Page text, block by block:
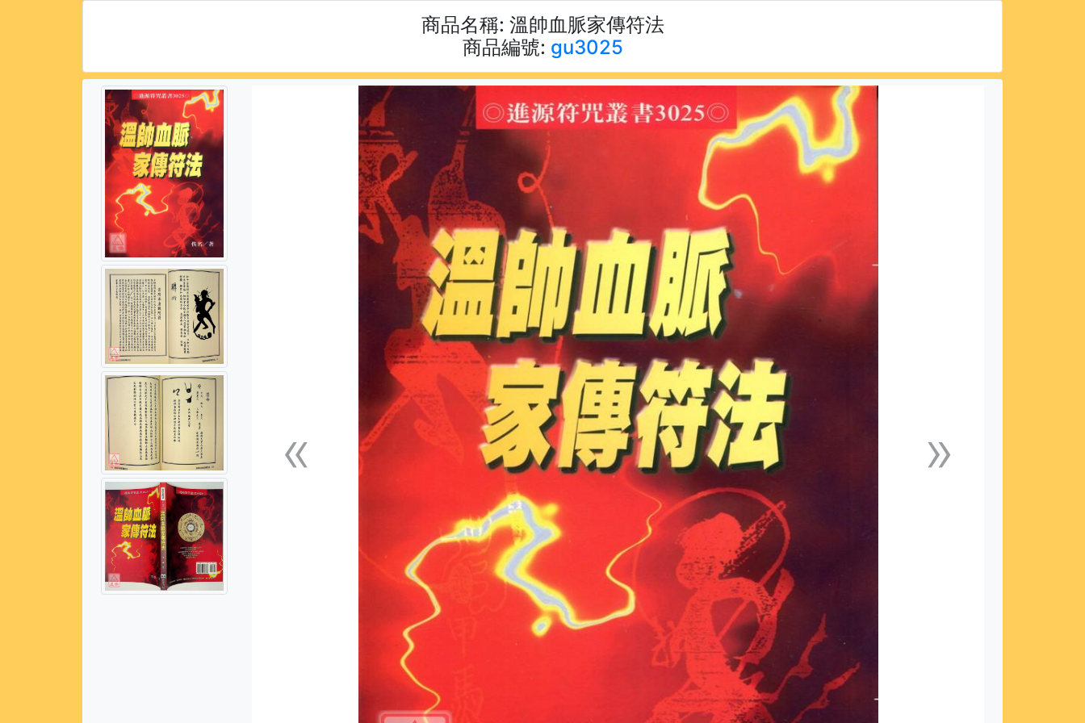
商品名稱: 溫帥血脈家傳符法
商品編號: gu3025
«上一張 »下一張